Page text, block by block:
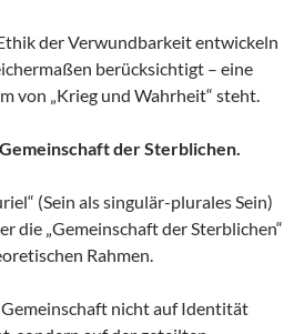
der Verwundbarkeit entwickeln
berücksichtigt – eine
von „Krieg und Wahrheit“ steht.
der Sterblichen.
(Sein als singulär-plurales Sein)
die „Gemeinschaft der Sterblichen“
Rahmen.
nicht auf Identität